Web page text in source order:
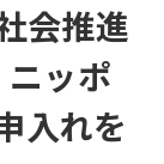
会推進
ッポ
入れを